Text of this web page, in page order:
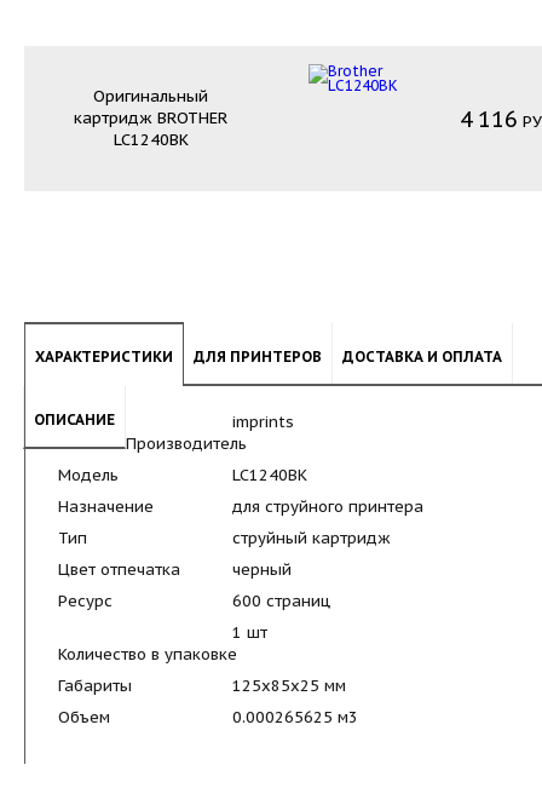
Оригинальный
картридж BROTHER
LC1240BK
4 116
ХАРАКТЕРИСТИКИ ДЛЯ ПРИНТЕРОВ ДОСТАВКА И ОПЛАТА
ОПИСАНИЕ
imprints
Производитель
LC1240BK
Модель
для струйного принтера
Назначение
струйный картридж
Тип
черный
Цвет отпечатка
600 страниц
Ресурс
1 шт
Количество в упаковке
125x85x25 мм
Габариты
0.000265625 м3
Объем